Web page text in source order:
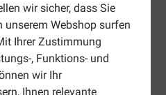
wir sicher, dass Sie
Webshop surfen
Ihrer Zustimmung
, Funktions- und
wir Ihr
Ihnen relevante